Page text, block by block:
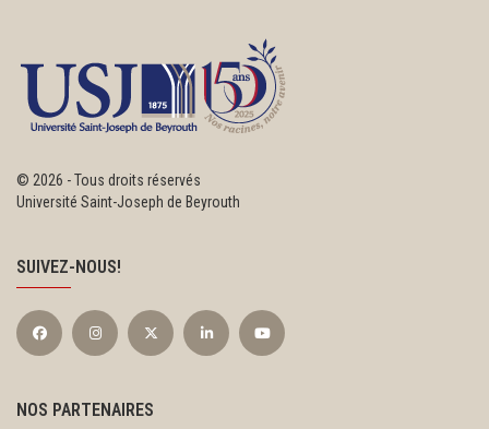
© 2026 - Tous droits réservés
Université Saint-Joseph de Beyrouth
SUIVEZ-NOUS!
NOS PARTENAIRES